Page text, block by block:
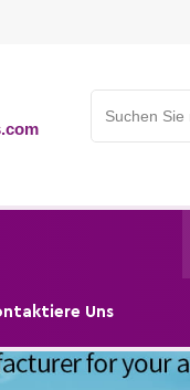
Uns